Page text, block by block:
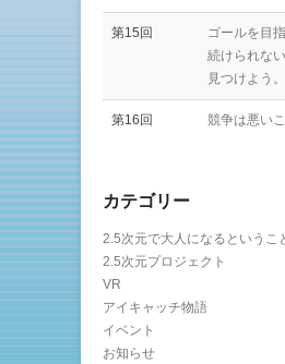
第15回
ゴールを目
続けられな
見つけよう。
第16回 競争は悪い
カテゴリー
2.5次元で大人になるというこ
2.5次元プロジェクト
VR
アイキャッチ物語
イベント
お知らせ